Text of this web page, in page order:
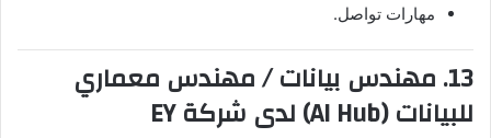
مهارات تواصل.
13. مهندس بيانات / مهندس معماري
للبيانات (AI Hub) لدى شركة EY